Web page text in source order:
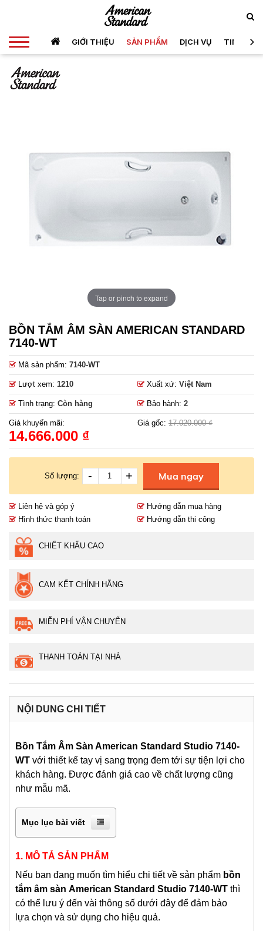
GIỚI THIỆU SẢN PHẨM DỊCH VỤ TIN TỨC
Tap or pinch to expand
BỒN TẮM ÂM SÀN AMERICAN STANDARD
7140-WT
Mã sản phẩm: 7140-WT
Lượt xem: 1210 Xuất xứ: Việt Nam
Tình trạng: Còn hàng Bảo hành: 2
Giá khuyến mãi:
14.666.000 ₫
Giá gốc: 17.020.000 ₫
Số lượng: - + Mua ngay
Liên hệ và góp ý
Hướng dẫn mua hàng
Hình thức thanh toán
Hướng dẫn thi công
CHIẾT KHẤU CAO
CAM KẾT CHÍNH HÃNG
MIỄN PHÍ VẬN CHUYỂN
THANH TOÁN TẠI NHÀ
NỘI DUNG CHI TIẾT
Bồn Tắm Âm Sàn American Standard Studio 7140-
WT với thiết kế tay vị sang trọng đem tới sự tiện lợi cho
khách hàng. Được đánh giá cao về chất lượng cũng
như mẫu mã.
Mục lục bài viết
1. MÔ TẢ SẢN PHẨM
Nếu bạn đang muốn tìm hiểu chi tiết về sản phẩm bồn
tắm âm sàn American Standard Studio 7140-WT thì
có thể lưu ý đến vài thông số dưới đây để đảm bảo
lựa chọn và sử dụng cho hiệu quả.